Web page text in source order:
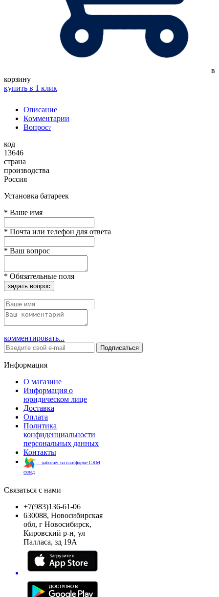
в
корзину
купить в 1 клик
Описание
Комментарии
Вопрос?
код
13646
страна
производства
Россия
Установка батареек
* Ваше имя
* Почта или телефон для ответа
* Ваш вопрос
* Обязательные поля
задать вопрос
комментировать...
Подписаться
Информация
О магазине
Информация о
юридическом лице
Доставка
Оплата
Политика
конфиденциальности
персональных данных
Контакты
работает на платформе CRM
склад
Связаться с нами
+7(983)136-61-06
630088, Новосибирская
обл, г Новосибирск,
Кировский р-н, ул
Палласа, зд 19А